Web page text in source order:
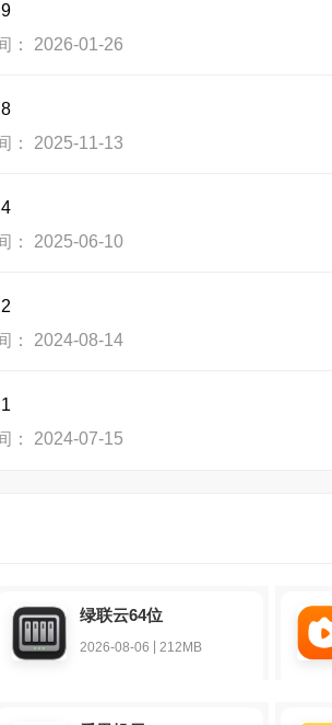
： 2026-01-26
： 2025-11-13
： 2025-06-10
： 2024-08-14
： 2024-07-15
绿联云64位
2026-08-06 212MB